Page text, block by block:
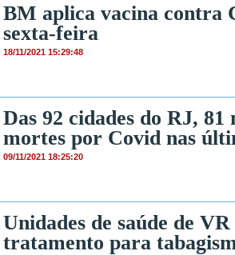
BM aplica vacina contra
sexta-feira
18/11/2021 15:29:48
Das 92 cidades do RJ, 81
mortes por Covid nas
09/11/2021 18:25:20
Unidades de saúde de
tratamento para